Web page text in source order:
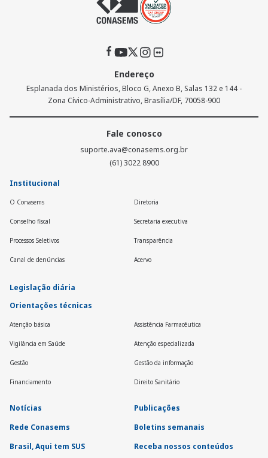
Endereço
Esplanada dos Ministérios, Bloco G, Anexo B, Salas 132 e 144 -
Zona Cívico-Administrativo, Brasília/DF, 70058-900
Fale conosco
suporte.ava@conasems.org.br
(61) 3022 8900
Institucional
O Conasems Diretoria
Conselho fiscal Secretaria executiva
Processos Seletivos Transparência
Canal de denúncias Acervo
Legislação diária
Orientações técnicas
Atenção básica Assistência Farmacêutica
Vigilância em Saúde Atenção especializada
Gestão Gestão da informação
Financiamento Direito Sanitário
Notícias
Rede Conasems
Brasil, Aqui tem SUS
Publicações
Boletins semanais
Receba nossos conteúdos